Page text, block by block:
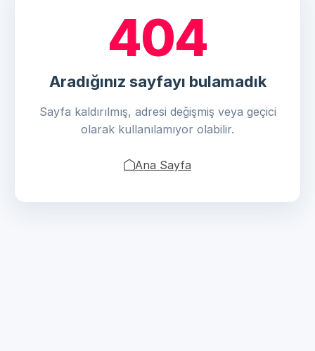
404
Aradığınız sayfayı bulamadık
Sayfa kaldırılmış, adresi değişmiş veya geçici
olarak kullanılamıyor olabilir.
Ana Sayfa